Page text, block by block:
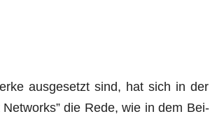
aus­ge­setzt sind, hat sich in der
die Rede, wie in dem Bei­